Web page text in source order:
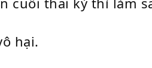
hại.